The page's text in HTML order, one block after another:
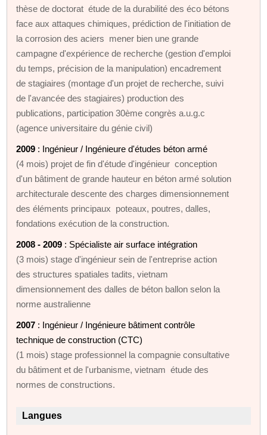
thèse de doctorat étude de la durabilité des éco bétons
face aux attaques chimiques, prédiction de l'initiation de
la corrosion des aciers mener bien une grande
campagne d'expérience de recherche (gestion d'emploi
du temps, précision de la manipulation) encadrement
de stagiaires (montage d'un projet de recherche, suivi
de l'avancée des stagiaires) production des
publications, participation 30ème congrès a.u.g.c
(agence universitaire du génie civil)
2009 : Ingénieur / Ingénieure d'études béton armé
(4 mois) projet de fin d'étude d'ingénieur conception
d'un bâtiment de grande hauteur en béton armé solution
architecturale descente des charges dimensionnement
des éléments principaux poteaux, poutres, dalles,
fondations exécution de la construction.
2008 - 2009 : Spécialiste air surface intégration
(3 mois) stage d'ingénieur sein de l'entreprise action
des structures spatiales tadits, vietnam
dimensionnement des dalles de béton ballon selon la
norme australienne
2007 : Ingénieur / Ingénieure bâtiment contrôle
technique de construction (CTC)
(1 mois) stage professionnel la compagnie consultative
du bâtiment et de l'urbanisme, vietnam étude des
normes de constructions.
Langues